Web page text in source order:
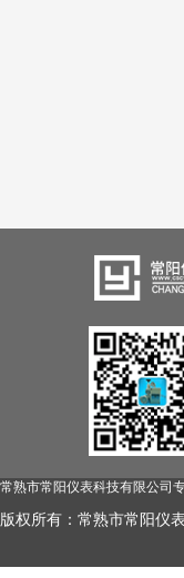
常熟市常阳仪表科技有限公司
版权所有：常熟市常阳仪